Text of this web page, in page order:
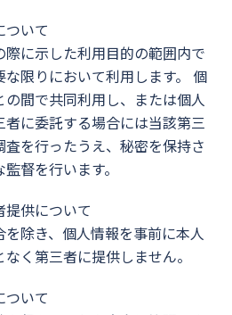
ついて
際に示した利用目的の範囲内で
限りにおいて利用します。 個
の間で共同利用し、または個人
に委託する場合には当該第三
を行ったうえ、秘密を保持さ
督を行います。
提供について
除き、個人情報を事前に本人
く第三者に提供しません。
ついて